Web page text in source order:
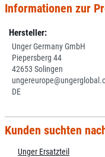
Informationen zur
Hersteller:
Unger Germany GmbH
Piepersberg 44
42653 Solingen
DE
Kunden suchten
Unger Ersatzteil